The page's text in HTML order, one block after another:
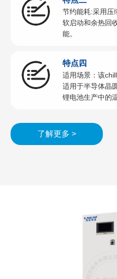
节约能耗:采用压
软启动和余热回
能。
特点四
适用场景：该
适用于半导体晶
锂电池生产中的
了解更多 >